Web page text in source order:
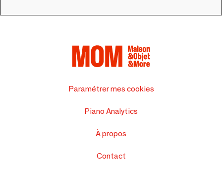
Paramétrer mes cookies
Piano Analytics
À propos
Contact